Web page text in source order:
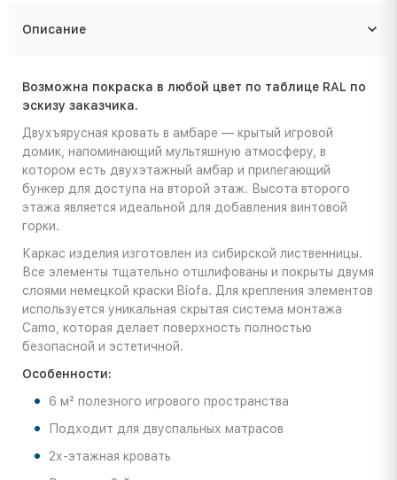
Описание
Возможна покраска в любой цвет по таблице RAL по
эскизу заказчика.
Двухъярусная кровать в амбаре — крытый игровой
домик, напоминающий мультяшную атмосферу, в
котором есть двухэтажный амбар и прилегающий
бункер для доступа на второй этаж. Высота второго
этажа является идеальной для добавления винтовой
горки.
Каркас изделия изготовлен из сибирской лиственницы.
Все элементы тщательно отшлифованы и покрыты двумя
слоями немецкой краски Biofa. Для крепления элементов
используется уникальная скрытая система монтажа
Camo, которая делает поверхность полностью
безопасной и эстетичной.
Особенности:
6 м² полезного игрового пространства
Подходит для двуспальных матрасов
2х-этажная кровать